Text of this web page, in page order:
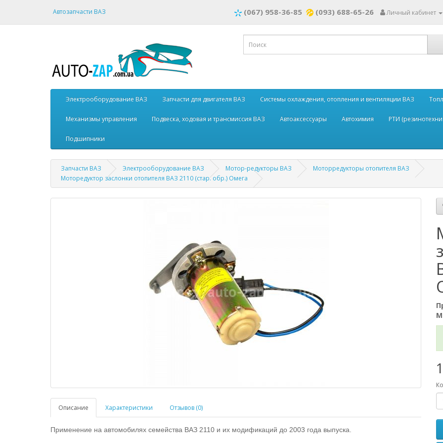
Автозапчасти ВАЗ (067) 958-36-85 (093) 688-65-26 Личный кабинет
Электрооборудование ВАЗ Запчасти для двигателя ВАЗ Системы охлаждения, отопления и вентиляции ВАЗ
Механизмы управления Подвеска, ходовая и трансмиссия ВАЗ Автоаксессуары Автохимия РТИ
Подшипники
Запчасти ВАЗ Электрооборудование ВАЗ Мотор-редукторы ВАЗ
Моторредукторы отопителя ВАЗ
Моторедуктор заслонки отопителя ВАЗ 2110 (стар. обр.) Омега
Описание Характеристики Отзывов (0)
Применение на автомобилях семейства ВАЗ 2110 и их модификаций до 2003 года выпуска.